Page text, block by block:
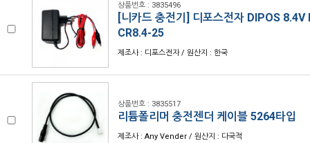
상품번호 : 3835496
[니카드 충전기] 디포스전자 DIPOS 8.4V
CR8.4-25
제조사 : 디포스전자 / 원산지 : 한국
상품번호 : 3835517
리튬폴리머 충전젠더 케이블 5264타입
제조사 : Any Vender / 원산지 : 다국적